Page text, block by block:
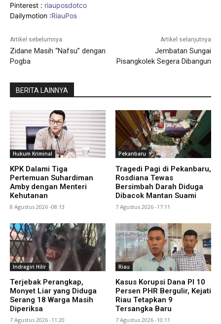
Pinterest : riauposdotco
Dailymotion :RiauPos
Artikel sebelumnya
Zidane Masih “Nafsu” dengan
Pogba
Artikel selanjutnya
Jembatan Sungai
Pisangkolek Segera Dibangun
BERITA LAINNYA
Hukum Kriminal
KPK Dalami Tiga
Pertemuan Suhardiman
Amby dengan Menteri
Kehutanan
8 Agustus 2026 -08:13
Pekanbaru
Tragedi Pagi di Pekanbaru,
Rosdiana Tewas
Bersimbah Darah Diduga
Dibacok Mantan Suami
7 Agustus 2026 -17:11
Indragiri Hilir
Terjebak Perangkap,
Monyet Liar yang Diduga
Serang 18 Warga Masih
Diperiksa
7 Agustus 2026 -11:20
Riau
Kasus Korupsi Dana PI 10
Persen PHR Bergulir, Kejati
Riau Tetapkan 9
Tersangka Baru
7 Agustus 2026 -10:11